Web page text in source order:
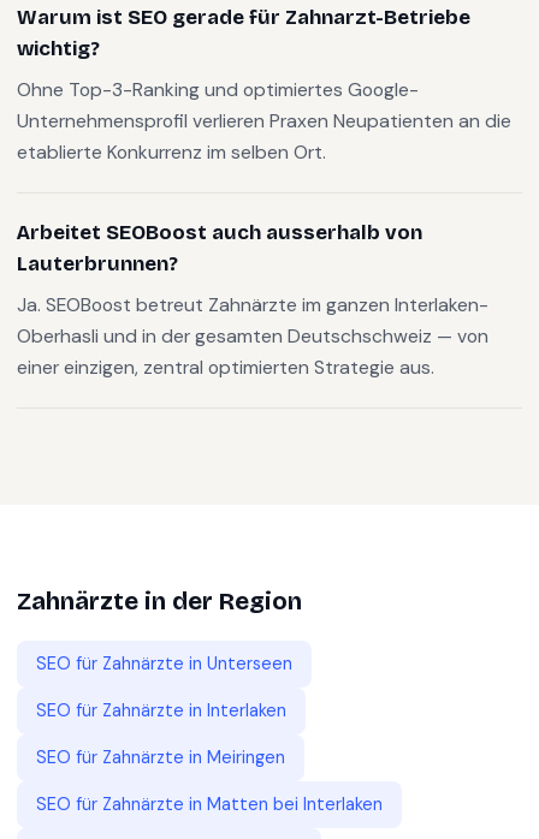
Warum ist SEO gerade für Zahnarzt-Betriebe
wichtig?
Ohne Top-3-Ranking und optimiertes Google-
Unternehmensprofil verlieren Praxen Neupatienten an die
etablierte Konkurrenz im selben Ort.
Arbeitet SEOBoost auch ausserhalb von
Lauterbrunnen?
Ja. SEOBoost betreut Zahnärzte im ganzen Interlaken-
Oberhasli und in der gesamten Deutschschweiz — von
einer einzigen, zentral optimierten Strategie aus.
Zahnärzte in der Region
SEO für Zahnärzte in Unterseen
SEO für Zahnärzte in Interlaken
SEO für Zahnärzte in Meiringen
SEO für Zahnärzte in Matten bei Interlaken